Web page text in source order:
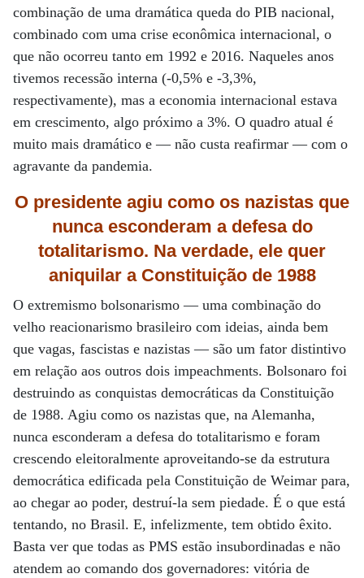
combinação de uma dramática queda do PIB nacional,
combinado com uma crise econômica internacional, o
que não ocorreu tanto em 1992 e 2016. Naqueles anos
tivemos recessão interna (-0,5% e -3,3%,
respectivamente), mas a economia internacional estava
em crescimento, algo próximo a 3%. O quadro atual é
muito mais dramático e — não custa reafirmar — com o
agravante da pandemia.
O presidente agiu como os nazistas que
nunca esconderam a defesa do
totalitarismo. Na verdade, ele quer
aniquilar a Constituição de 1988
O extremismo bolsonarismo — uma combinação do
velho reacionarismo brasileiro com ideias, ainda bem
que vagas, fascistas e nazistas — são um fator distintivo
em relação aos outros dois impeachments. Bolsonaro foi
destruindo as conquistas democráticas da Constituição
de 1988. Agiu como os nazistas que, na Alemanha,
nunca esconderam a defesa do totalitarismo e foram
crescendo eleitoralmente aproveitando-se da estrutura
democrática edificada pela Constituição de Weimar para,
ao chegar ao poder, destruí-la sem piedade. É o que está
tentando, no Brasil. E, infelizmente, tem obtido êxito.
Basta ver que todas as PMS estão insubordinadas e não
atendem ao comando dos governadores: vitória de